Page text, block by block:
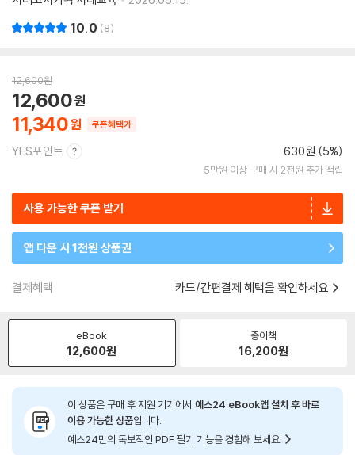
10.0 8
12,600원
11,340
12,600
쿠폰혜택가
YES포인트 630원 (5%)
5만원 이상 구매 시 2천원 추가 적립
사용 가능한 쿠폰 받기
앱 다운 시 1천원 상품권
결제혜택 카드/간편결제 혜택을 확인하세요
eBook
12,600원
종이책
16,200원
이 상품은 구매 후 지원 기기에서 예스24 eBook앱 설치 후 바로
이용 가능한 상품입니다.
예스24만의 독보적인 PDF 필기 기능을 경험해 보세요!